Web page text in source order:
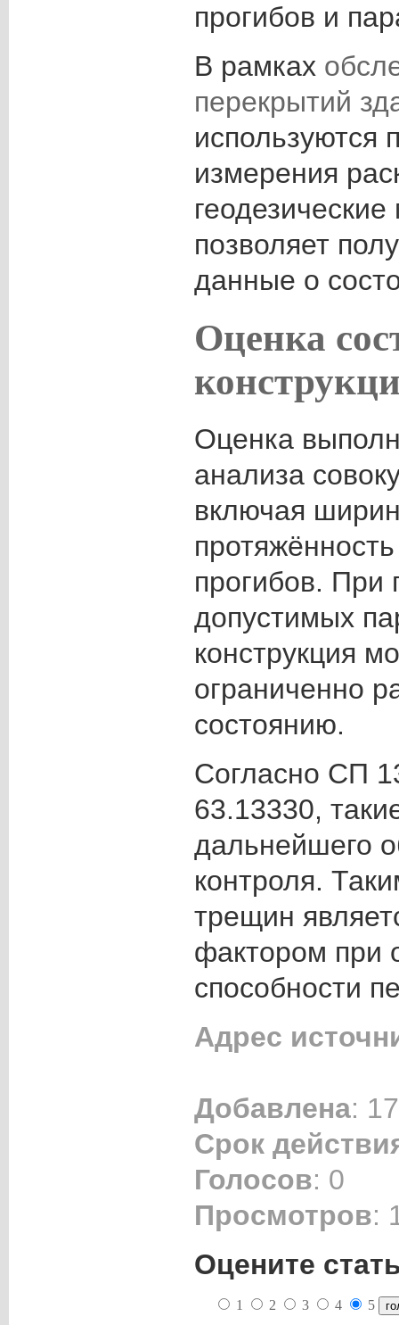
прогибов и
В рамках
перекрытий
используются
измерения
позволяет
данные о
Оценка
Оценка
анализа
включая
прогибов.
допустимых
конструкция
ограниченно
состоянию.
Согласно СП
63.13330,
дальнейшего
контроля.
трещин
фактором при
способности
Адрес
Добавлена:
Срок
Голосов: 0
Просмотров:
Оцените
1 2 3 4 5